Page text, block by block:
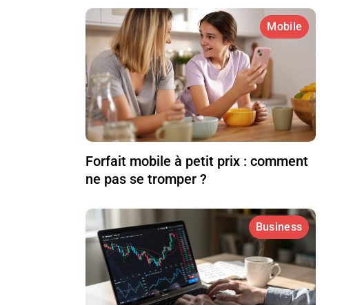
Mobile
Forfait mobile à petit prix : comment
ne pas se tromper ?
Business